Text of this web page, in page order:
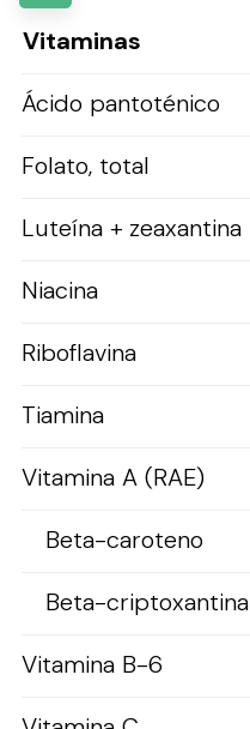
Vitaminas
Ácido pantoténico
Folato, total
Luteína + zeaxantina
Niacina
Riboflavina
Tiamina
Vitamina A (RAE)
Beta-caroteno
Beta-criptoxantina
Vitamina B-6